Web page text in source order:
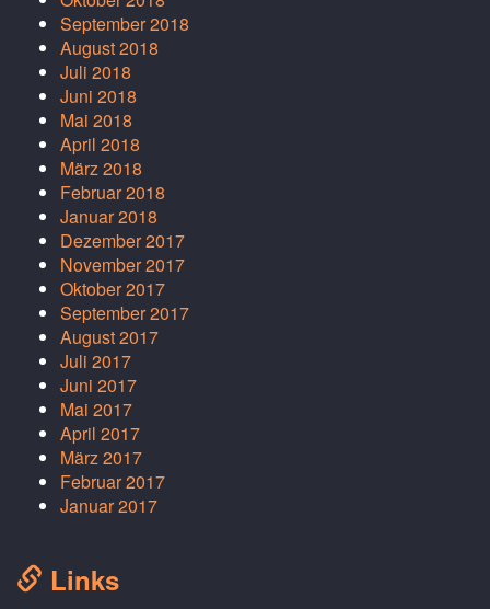
September 2018
August 2018
Juli 2018
Juni 2018
Mai 2018
April 2018
März 2018
Februar 2018
Januar 2018
Dezember 2017
November 2017
Oktober 2017
September 2017
August 2017
Juli 2017
Juni 2017
Mai 2017
April 2017
März 2017
Februar 2017
Januar 2017
Links